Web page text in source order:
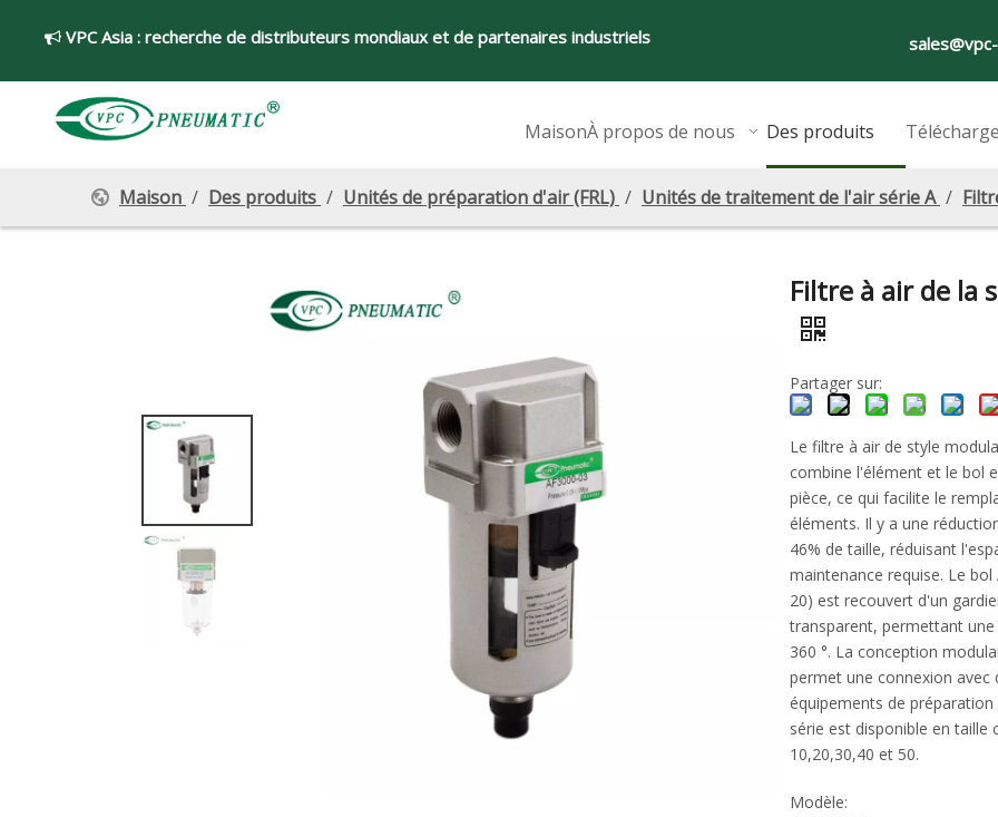
 VPC Asia : recherche de distributeurs mondiaux et de partenaires industriels
MaisonÀ propos de nous Des produits
Maison / Des produits / Unités de préparation d'air (FRL) / Unités de traitement de l'air série A /
Filtre à air de la
Partager sur:
Le filtre à air de style
combine l'élément et le bol
pièce, ce qui facilite le
éléments. Il y a une
46% de taille, réduisant
maintenance requise. Le bol
20) est recouvert d'un
transparent, permettant une
360 °. La conception
permet une connexion avec
équipements de préparation
série est disponible en taille
10,20,30,40 et 50.
Modèle: